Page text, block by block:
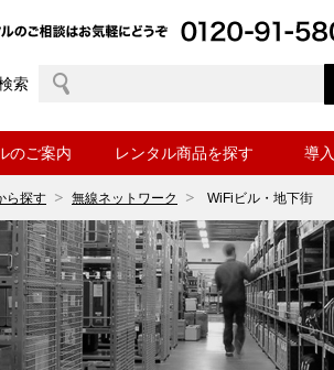
索
のご案内 レンタル商品を探す 導
ら探す 無線ネットワーク WiFiビル・地下街